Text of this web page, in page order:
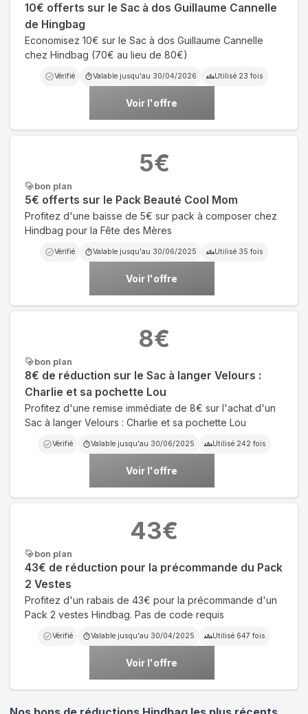
10€ offerts sur le Sac à dos Guillaume Cannelle
de Hingbag
Economisez 10€ sur le Sac à dos Guillaume Cannelle
chez Hindbag (70€ au lieu de 80€)
Vérifié Valable jusqu'au 30/04/2026 Utilisé 23 fois
Voir l'offre
bon plan
5€ offerts sur le Pack Beauté Cool Mom
Profitez d'une baisse de 5€ sur pack à composer chez
Hindbag pour la Fête des Mères
Vérifié Valable jusqu'au 30/06/2025 Utilisé 35 fois
Voir l'offre
5€
bon plan
8€ de réduction sur le Sac à langer Velours :
Charlie et sa pochette Lou
Profitez d'une remise immédiate de 8€ sur l'achat d'un
Sac à langer Velours : Charlie et sa pochette Lou
Vérifié Valable jusqu'au 30/06/2025 Utilisé 242 fois
Voir l'offre
8€
bon plan
43€ de réduction pour la précommande du Pack
2 Vestes
Profitez d'un rabais de 43€ pour la précommande d'un
Pack 2 vestes Hindbag. Pas de code requis
Vérifié Valable jusqu'au 30/04/2025 Utilisé 647 fois
Voir l'offre
43€